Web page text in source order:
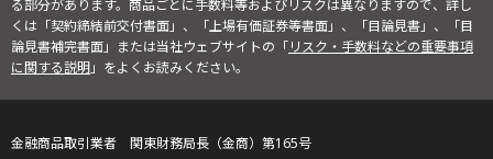
る部分があります。商品ごとに手数料等およびリスクは異なりますので、詳し
くは「契約締結前交付書面」、「上場有価証券等書面」、「目論見書」、「目
論見書補完書面」または当社ウェブサイトの「リスク・手数料などの重要事項
に関する説明」をよくお読みください。
金融商品取引業者 関東財務局長（金商）第165号